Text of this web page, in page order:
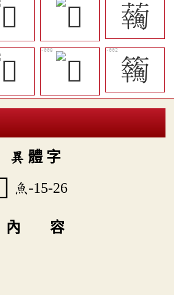
𩼥
𩽘
異 體 字
魚-15-26
內 容